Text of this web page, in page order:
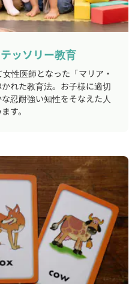
ッソリー教育
性医師となった「マリア・
れた教育法。お子様に適切
忍耐強い知性をそなえた人
す。